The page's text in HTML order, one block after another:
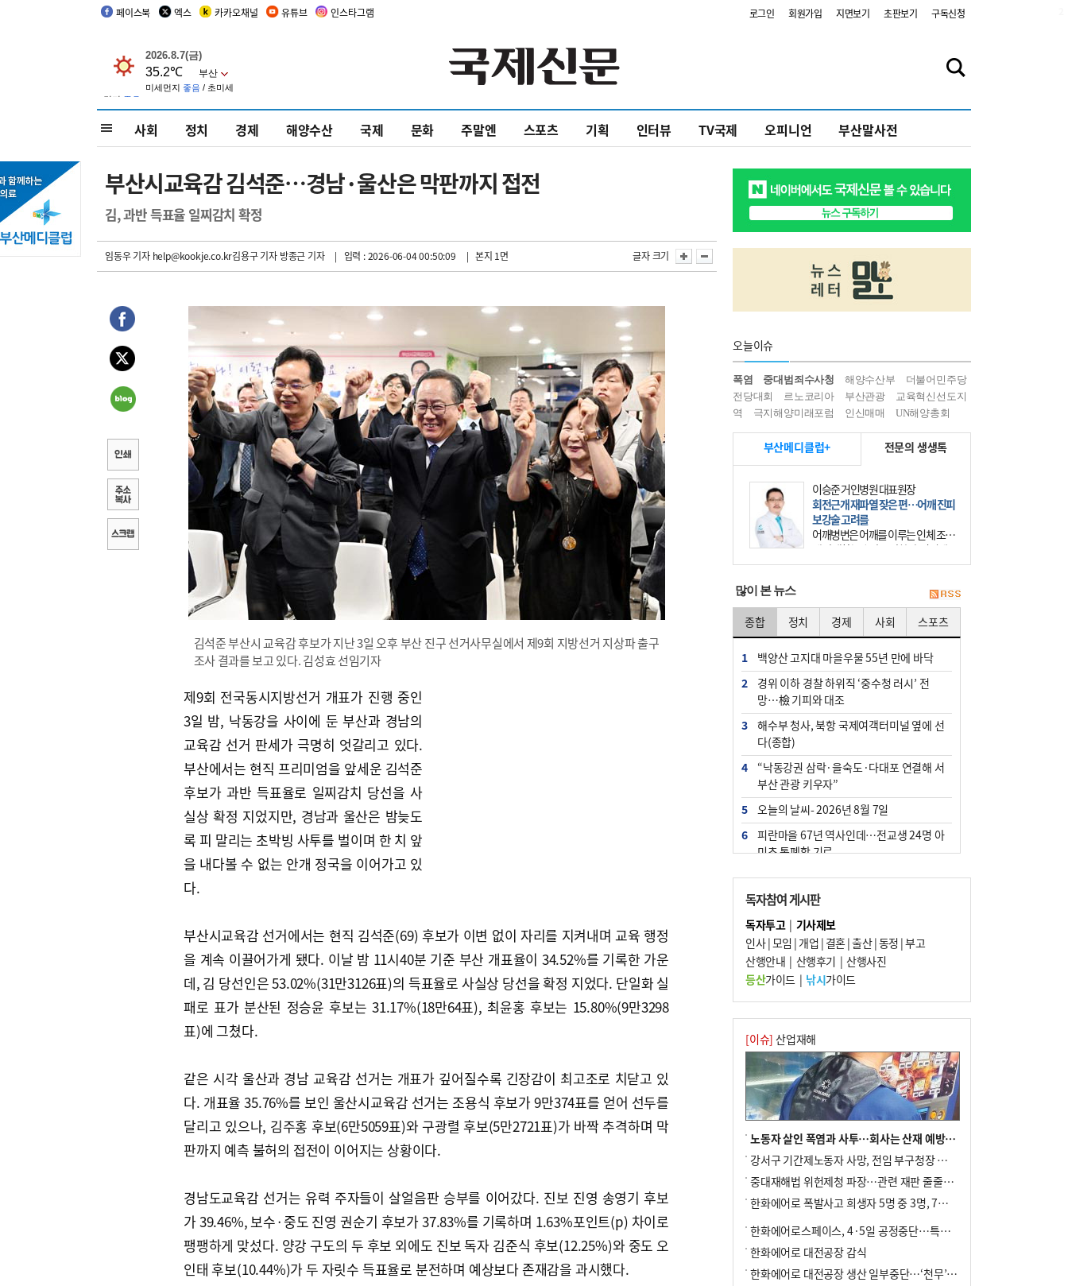
페이스북 엑스 카카오채널 유튜브 인스타그램 로그인 회원가입 지면보기 초판보기 구독신청
사회 정치 경제 해양수산 국제 문화 주말엔 스포츠 기획 인터뷰 TV국제 오피니언 부산말사전
부산시교육감 김석준…경남·울산은 막판까지 접전
김, 과반 득표율 일찌감치 확정
임동우 기자help@kookje.co.kr김용구 기자 방종근 기자 | 입력 : 2026-06-04 00:50:09 | 본지 1면 글자 크기
김석준 부산시 교육감 후보가 지난 3일 오후 부산 진구 선거사무실에서 제9회 지방선거 지상파 출구
조사 결과를 보고 있다. 김성효 선임기자
제9회 전국동시지방선거 개표가 진행 중인
3일 밤, 낙동강을 사이에 둔 부산과 경남의
교육감 선거 판세가 극명히 엇갈리고 있다.
부산에서는 현직 프리미엄을 앞세운 김석준
후보가 과반 득표율로 일찌감치 당선을 사
실상 확정 지었지만, 경남과 울산은 밤늦도
록 피 말리는 초박빙 사투를 벌이며 한 치 앞
을 내다볼 수 없는 안개 정국을 이어가고 있
다.
부산시교육감 선거에서는 현직 김석준(69) 후보가 이변 없이 자리를 지켜내며 교육 행정
을 계속 이끌어가게 됐다. 이날 밤 11시40분 기준 부산 개표율이 34.52%를 기록한 가운
데, 김 당선인은 53.02%(31만3126표)의 득표율로 사실상 당선을 확정 지었다. 단일화 실
패로 표가 분산된 정승윤 후보는 31.17%(18만64표), 최윤홍 후보는 15.80%(9만3298
표)에 그쳤다.
같은 시각 울산과 경남 교육감 선거는 개표가 깊어질수록 긴장감이 최고조로 치닫고 있
다. 개표율 35.76%를 보인 울산시교육감 선거는 조용식 후보가 9만374표를 얻어 선두를
달리고 있으나, 김주홍 후보(6만5059표)와 구광렬 후보(5만2721표)가 바짝 추격하며 막
판까지 예측 불허의 접전이 이어지는 상황이다.
경남도교육감 선거는 유력 주자들이 살얼음판 승부를 이어갔다. 진보 진영 송영기 후보
가 39.46%, 보수·중도 진영 권순기 후보가 37.83%를 기록하며 1.63%포인트(p) 차이로
팽팽하게 맞섰다. 양강 구도의 두 후보 외에도 진보 독자 김준식 후보(12.25%)와 중도 오
인태 후보(10.44%)가 두 자릿수 득표율로 분전하며 예상보다 존재감을 과시했다.
오늘이슈
폭염 중대범죄수사청 해양수산부
더불어민주당
전당대회
르노코리아 부산관광
교육혁신선도지
역
극지해양미래포럼 인신매매 UN해양총회
부산메디클럽+ 전문의 생생톡
이승준 거인병원 대표원장
회전근개 재파열 잦은 편…어깨 진피
보강술 고려를
어깨병변은 어깨를 이루는 인체 조직
에 발생하는 손상을 말한다. 여기에
는 오십견과 회전근개 증후군, 어깨
많이 본 뉴스
종합 정치 경제 사회 스포츠
1
백양산 고지대 마을우물 55년 만에 바닥
2
경위 이하 경찰 하위직 ‘중수청 러시’ 전
망…檢 기피와 대조
3
해수부 청사, 북항 국제여객터미널 옆에 선
다(종합)
4
“낙동강권 삼락·을숙도·다대포 연결해 서
부산 관광 키우자”
5
오늘의 날씨- 2026년 8월 7일
6
피란마을 67년 역사인데…전교생 24명 아
미초 통폐합 기로
7
[사설] 해수부 신청사 북항으로 확정, 해양
수도 도약의 전환점
8
부울경 주말부터 비소식…‘극한 폭염’ 한풀
꺾일 듯
9
외국인 선원 ‘인신매매 경유지’ 된 부산…
우려가 현실로
10 르노 못 타는 부산시장…관용차 규정에 막
힌 지역기업 응원
독자참여 게시판
독자투고| 기사제보
인사|모임 | 개업 | 결혼|출산|동정 |부고
산행안내 | 산행후기 | 산행사진
등산가이드| 낚시가이드
[이슈] 산업재해
노동자 살인 폭염과 사투…회사는 산재 예방·전기료 절감 전력
강서구 기간제노동자 사망, 전임 부구청장 檢 송치
중대재해법 위헌제청 파장…관련 재판 줄줄이 브레이크
한화에어로 폭발사고 희생자 5명 중 3명, 7일 영면
한화에어로스페이스, 4·5일 공정중단…특별 안전점검
한화에어로 대전공장 감식
한화에어로 대전공장 생산 일부중단…‘천무’ 수출 비상